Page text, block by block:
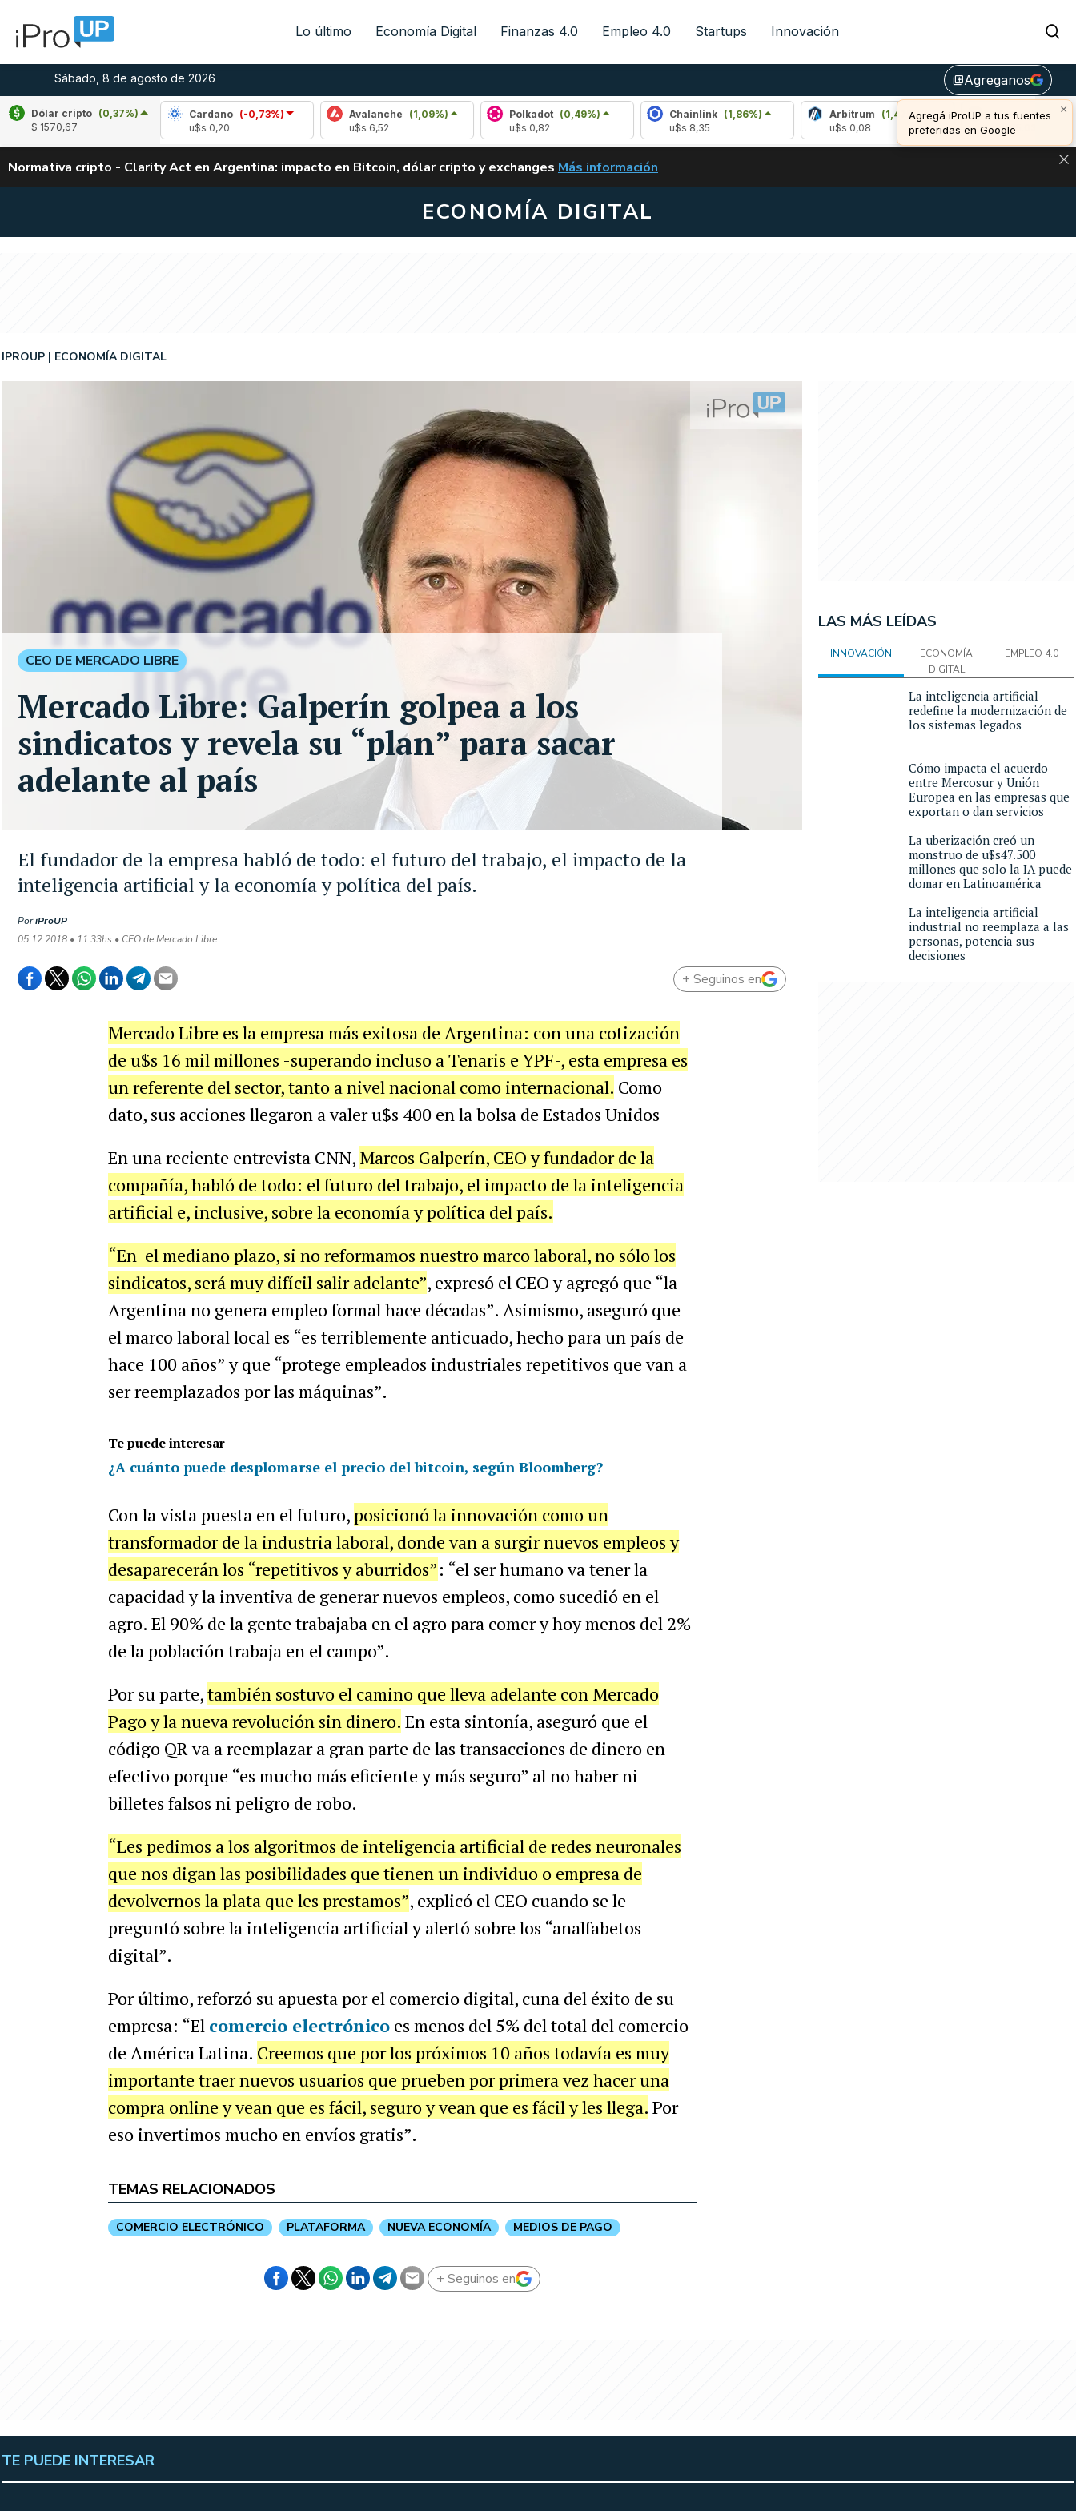
Lo último Economía Digital Finanzas 4.0 Empleo 4.0 Startups Innovación
Sábado, 8 de agosto de 2026 library_addAgreganos
×
Agregá iProUP a tus fuentes
preferidas en Google
Dólar cripto (0,37%)
$ 1570,67
(1,62%)
Cardano (-0,73%)
Avalanche (1,09%)
Polkadot (0,49%)
Chainlink
(1,86%)
Arbitrum (1,47%)
Bitcoin
(0,17%)
u$s 65.039,00
Normativa cripto - Clarity Act en Argentina: impacto en Bitcoin, dólar cripto y exchanges CLARITY ACT EN ARGENTINA: IMPACTO EN BITCOIN, DÓLAR CRIPTO Y EXCHANGES
Más información
ECONOMÍA DIGITAL
El fundador de la empresa habló de todo: el futuro del trabajo, el impacto de la
inteligencia artificial y la economía y política del país.
IPROUP ECONOMÍA DIGITAL
PoriProUP
05.12.2018 • 11:33hs • CEO de Mercado Libre
CEO DE MERCADO LIBRE
Mercado Libre: Galperín golpea a los
sindicatos y revela su “plan” para sacar
adelante al país
+ Seguinos en
Mercado Libre es la empresa más exitosa de Argentina: con una cotización
de u$s 16 mil millones -superando incluso a Tenaris e YPF-, esta empresa es
un referente del sector, tanto a nivel nacional como internacional. Como
dato, sus acciones llegaron a valer u$s 400 en la bolsa de Estados Unidos
En una reciente entrevista CNN, Marcos Galperín, CEO y fundador de la
compañía, habló de todo: el futuro del trabajo, el impacto de la inteligencia
artificial e, inclusive, sobre la economía y política del país.
“En el mediano plazo, si no reformamos nuestro marco laboral, no sólo los
sindicatos, será muy difícil salir adelante”, expresó el CEO y agregó que “la
Argentina no genera empleo formal hace décadas”. Asimismo, aseguró que
el marco laboral local es “es terriblemente anticuado, hecho para un país de
hace 100 años” y que “protege empleados industriales repetitivos que van a
ser reemplazados por las máquinas”.
Te puede interesar
¿A cuánto puede desplomarse el precio del bitcoin, según Bloomberg?
Con la vista puesta en el futuro,posicionó la innovación como un
transformador de la industria laboral, donde van a surgir nuevos empleos y
desaparecerán los “repetitivos y aburridos”: “el ser humano va tener la
capacidad y la inventiva de generar nuevos empleos, como sucedió en el
agro. El 90% de la gente trabajaba en el agro para comer y hoy menos del 2%
de la población trabaja en el campo”.
Por su parte,también sostuvo el camino que lleva adelante con Mercado
Pago y la nueva revolución sin dinero. En esta sintonía, aseguró que el
código QR va a reemplazar a gran parte de las transacciones de dinero en
efectivo porque “es mucho más eficiente y más seguro” al no haber ni
billetes falsos ni peligro de robo.
“Les pedimos a los algoritmos de inteligencia artificial de redes neuronales
que nos digan las posibilidades que tienen un individuo o empresa de
devolvernos la plata que les prestamos”, explicó el CEO cuando se le
preguntó sobre la inteligencia artificial y alertó sobre los “analfabetos
digital”.
Por último, reforzó su apuesta por el comercio digital, cuna del éxito de su
empresa: “El comercio electrónicoes menos del 5% del total del comercio
de América Latina. Creemos que por los próximos 10 años todavía es muy
importante traer nuevos usuarios que prueben por primera vez hacer una
compra online y vean que es fácil, seguro y vean que es fácil y les llega. Por
eso invertimos mucho en envíos gratis”.
TEMAS RELACIONADOS
COMERCIO ELECTRÓNICO PLATAFORMA NUEVA ECONOMÍA MEDIOS DE PAGO
+ Seguinos en
LAS MÁS LEÍDAS
INNOVACIÓN
ECONOMÍA
DIGITAL
EMPLEO 4.0
La inteligencia artificial
redefine la modernización de
los sistemas legados
Cómo impacta el acuerdo
entre Mercosur y Unión
Europea en las empresas que
exportan o dan servicios
La uberización creó un
monstruo de u$s47.500
millones que solo la IA puede
domar en Latinoamérica
La inteligencia artificial
industrial no reemplaza a las
personas, potencia sus
decisiones
TE PUEDE INTERESAR